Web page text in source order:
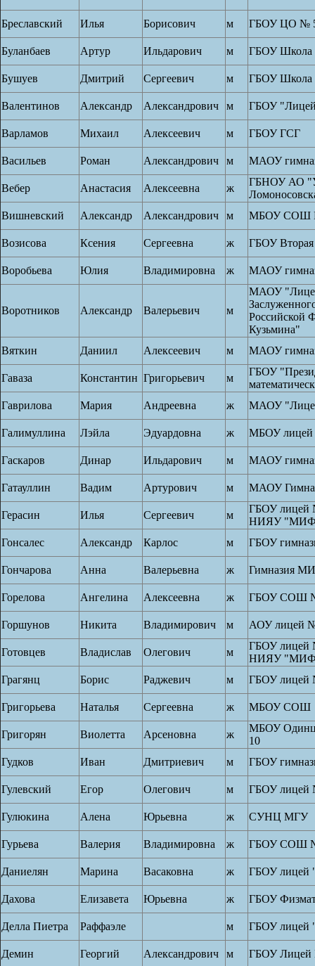
Бреславский Илья Борисович м ГБОУ ЦО №
Буланбаев Артур Ильдарович м ГБОУ Школа
Бушуев Дмитрий Сергеевич м ГБОУ Школа
Валентинов Александр Александрович м ГБОУ
Варламов Михаил Алексеевич м ГБОУ ГСГ
Васильев Роман Александрович м МАОУ
Вебер Анастасия Алексеевна ж
ГБНОУ АО
Вишневский
Александр Александрович м МБОУ СОШ
Возисова Ксения Сергеевна ж ГБОУ
Воробьева Юлия Владимировна ж МАОУ
Воротников Александр Валерьевич м
МАОУ
Российской
Кузьмина"
Вяткин
Даниил Алексеевич м МАОУ
Гаваза Константин Григорьевич м
ГБОУ
Гаврилова
Мария Андреевна ж МАОУ
Галимуллина Лэйла Эдуардовна ж МБОУ
Гаскаров Динар Ильдарович м МАОУ
Гатауллин Вадим Артурович м МАОУ
Герасин Илья Сергеевич м
ГБОУ лицей
НИЯУ
Гонсалес
Александр Карлос м ГБОУ
Гончарова Анна Валерьевна ж Гимназия
Горелова Ангелина Алексеевна ж ГБОУ СОШ
Горшунов Никита Владимирович м АОУ лицей
Готовцев Владислав Олегович м
ГБОУ лицей
НИЯУ
Грагянц
Борис Раджевич м ГБОУ лицей
Григорьева Наталья Сергеевна ж МБОУ СОШ
Григорян Виолетта Арсеновна ж
МБОУ
10
Гудков
Иван Дмитриевич м ГБОУ
Гулевский Егор Олегович м ГБОУ лицей
Гулюкина Алена Юрьевна ж СУНЦ МГУ
Гурьева Валерия Владимировна ж ГБОУ СОШ
Даниелян Марина Васаковна ж ГБОУ лицей
Дахова Елизавета Юрьевна ж ГБОУ
Делла Пиетра Раффаэле м ГБОУ лицей
Демин Георгий Александрович м ГБОУ Лицей